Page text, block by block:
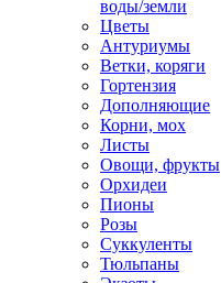
воды/земли
Цветы
Антуриумы
Ветки, коряги
Гортензия
Дополняющие
Корни, мох
Листы
Овощи, фрукты
Орхидеи
Пионы
Розы
Суккуленты
Тюльпаны